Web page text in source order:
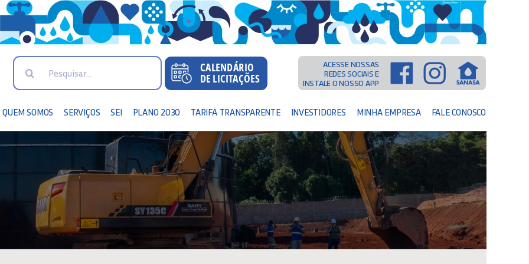
Search
ACESSE NOSSAS
REDES SOCIAIS E
INSTALE O NOSSO APP
QUEM SOMOS SERVIÇOS SEI PLANO 2030 TARIFA TRANSPARENTE INVESTIDORES MINHA EMPRESA FALE CONOSCO